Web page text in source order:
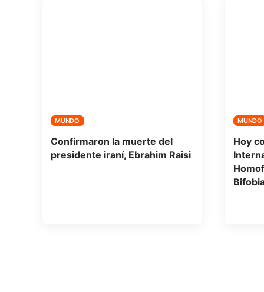
MUNDO
Confirmaron la muerte del
presidente iraní, Ebrahim Raisi
MUNDO
Hoy